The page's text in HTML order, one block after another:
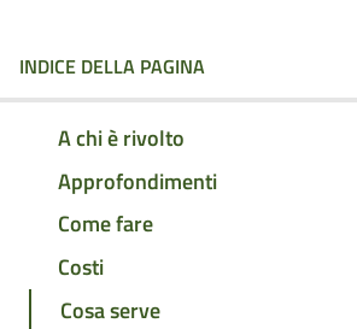
INDICE DELLA PAGINA
A chi è rivolto
Approfondimenti
Come fare
Costi
Cosa serve